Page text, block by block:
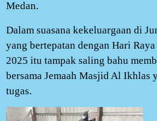
Medan.
Dalam suasana kekeluargaan di
yang bertepatan dengan Hari
2025 itu tampak saling bahu
bersama Jemaah Masjid Al Ikhlas
tugas.